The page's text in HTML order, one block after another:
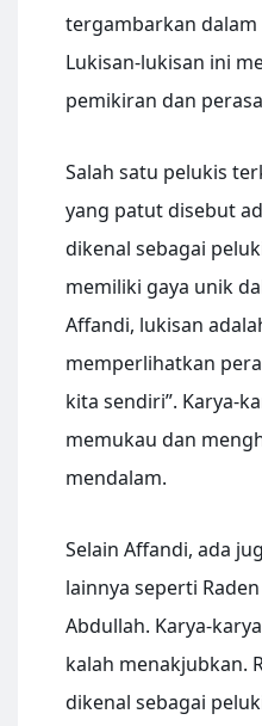
tergambarkan dalam
Lukisan-lukisan ini
pemikiran dan
Salah satu pelukis
yang patut disebut
dikenal sebagai
memiliki gaya unik
Affandi, lukisan
memperlihatkan
kita sendiri”. Karya-
memukau dan
mendalam.
Selain Affandi, ada
lainnya seperti
Abdullah. Karya-
kalah menakjubkan.
dikenal sebagai